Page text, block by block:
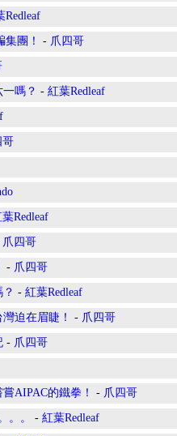
Redleaf
團！ - 爪四哥
嗎？ - 紅葉Redleaf
哥
Redleaf
爪四哥
- 爪四哥
- 紅葉Redleaf
迫在眉睫！ - 爪四哥
- 爪四哥
AIPAC的鐵拳！ - 爪四哥
。。 - 紅葉Redleaf